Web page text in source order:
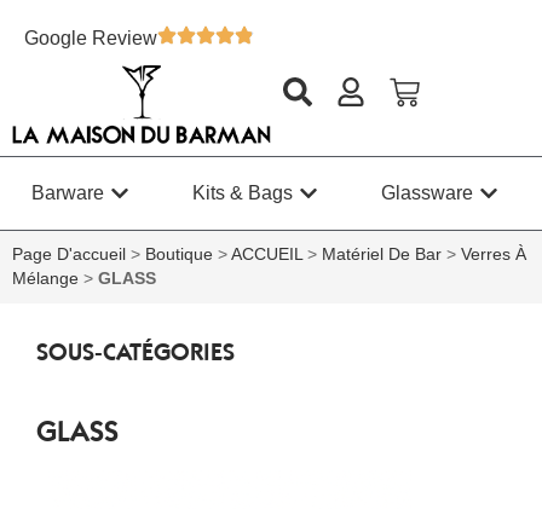
Google Review
Barware Kits & Bags Glassware
Page D'accueil > Boutique > ACCUEIL> Matériel De Bar > Verres À
Mélange > GLASS
SOUS-CATÉGORIES
GLASS